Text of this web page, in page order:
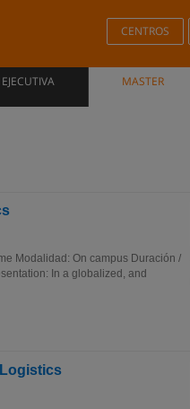
CENTROS
MASTER
Modalidad: On campus Duración /
In a globalized, and